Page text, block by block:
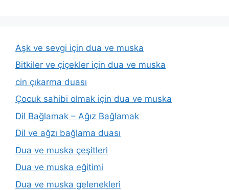
Aşk ve sevgi için dua ve muska
Bitkiler ve çiçekler için dua ve muska
cin çıkarma duası
Çocuk sahibi olmak için dua ve muska
Dil Bağlamak – Ağız Bağlamak
Dil ve ağzı bağlama duası
Dua ve muska çeşitleri
Dua ve muska eğitimi
Dua ve muska gelenekleri